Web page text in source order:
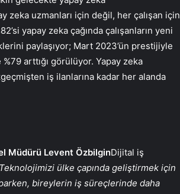
uzmanları için değil, her çalışan için
yapay zeka çağında çalışanların yeni
paylaşıyor; Mart 2023’ün prestijiyle
arttığı görülüyor. Yapay zeka
iş ilanlarına kadar her alanda
Müdürü Levent ÖzbilginDijital iş
Teknolojimizi ülke çapında geliştirmek için
bireylerin iş süreçlerinde daha